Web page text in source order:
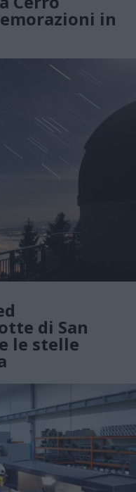
in
di San
le stelle